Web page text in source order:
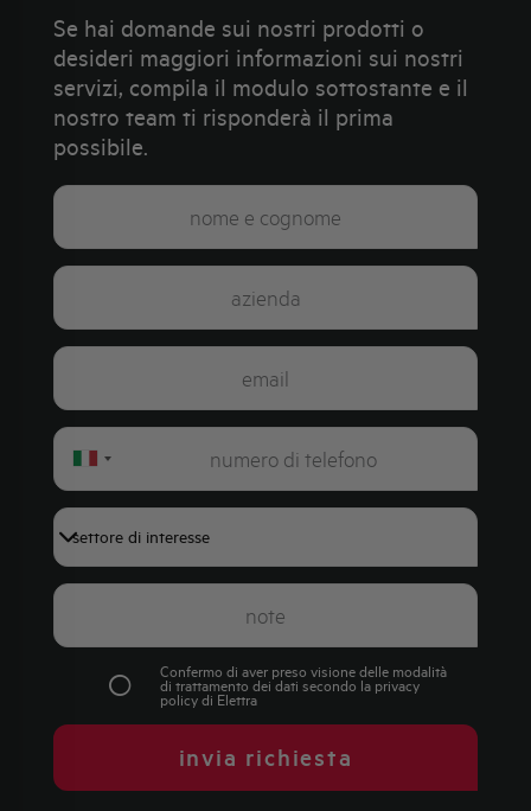
Se hai domande sui nostri prodotti o
desideri maggiori informazioni sui nostri
servizi, compila il modulo sottostante e il
nostro team ti risponderà il prima
possibile.
Italy
Confermo di aver preso visione delle modalità
di trattamento dei dati secondo la privacy
policydi Elettra
invia richiesta